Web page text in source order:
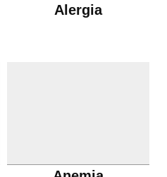
Alergia